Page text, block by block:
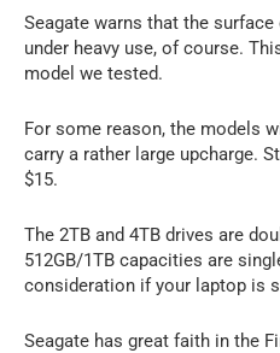
Seagate warns that the surface
under heavy use, of course.
model we tested.
For some reason, the models
carry a rather large upcharge.
$15.
The 2TB and 4TB drives are
512GB/1TB capacities are
consideration if your laptop is
Seagate has great faith in the